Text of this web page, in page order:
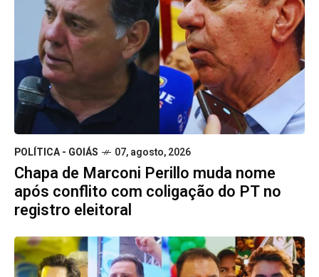
POLÍTICA - GOIÁS 07, agosto, 2026
Chapa de Marconi Perillo muda nome
após conflito com coligação do PT no
registro eleitoral